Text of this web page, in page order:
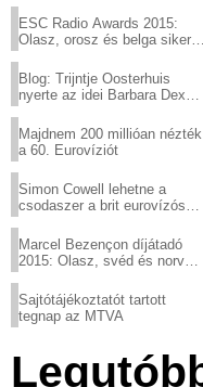
ESC Radio Awards 2015:
Olasz, orosz és belga siker,
Blog: Trijntje Oosterhuis
nyerte az idei Barbara Dex
Majdnem 200 millióan nézték
a 60. Eurovíziót
Simon Cowell lehetne a
csodaszer a brit eurovízós
Marcel Bezençon díjátadó
2015: Olasz, svéd és norvég
Sajtótájékoztatót tartott
tegnap az MTVA